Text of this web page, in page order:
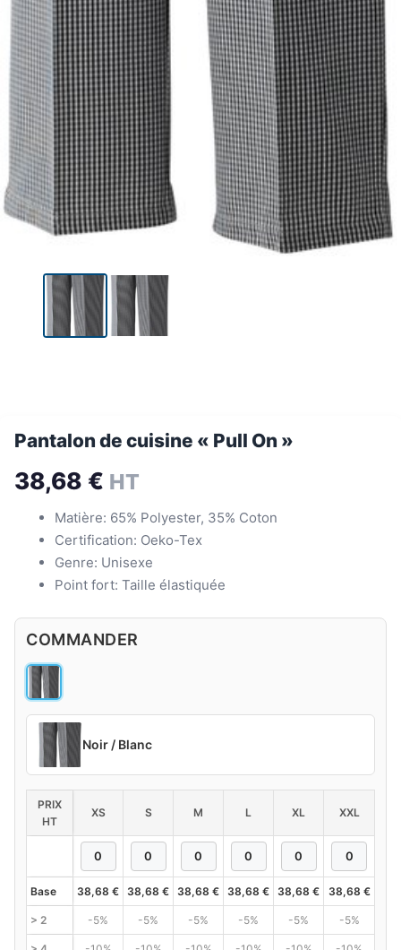
Pantalon de cuisine « Pull On »
38,68 € HT
Matière: 65% Polyester, 35% Coton
Certification: Oeko-Tex
Genre: Unisexe
Point fort: Taille élastiquée
COMMANDER
Noir / Blanc
PRIX
HT
XS S M L XL XXL
Base 38,68 € 38,68 € 38,68 € 38,68 € 38,68 € 38,68 €
> 2 -5% -5% -5% -5% -5% -5%